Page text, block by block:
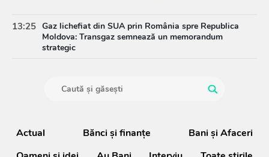
13:25 Gaz lichefiat din SUA prin România spre Republica
Moldova: Transgaz semnează un memorandum
strategic
Actual Bănci şi finanţe
Bani și Afaceri